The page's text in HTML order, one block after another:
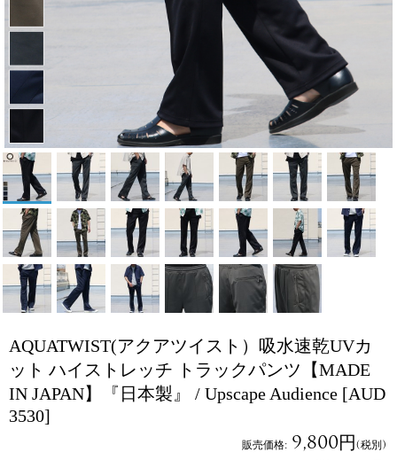
AQUATWIST(アクアツイスト）吸水速乾UVカ
ット ハイストレッチ トラックパンツ【MADE
IN JAPAN】『日本製』 / Upscape Audience [AUD
3530]
販売価格: 9,800円(税別)